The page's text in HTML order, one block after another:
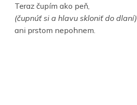
Teraz čupím ako peň,
(čupnúť si a hlavu skloniť do dlaní)
ani prstom nepohnem.